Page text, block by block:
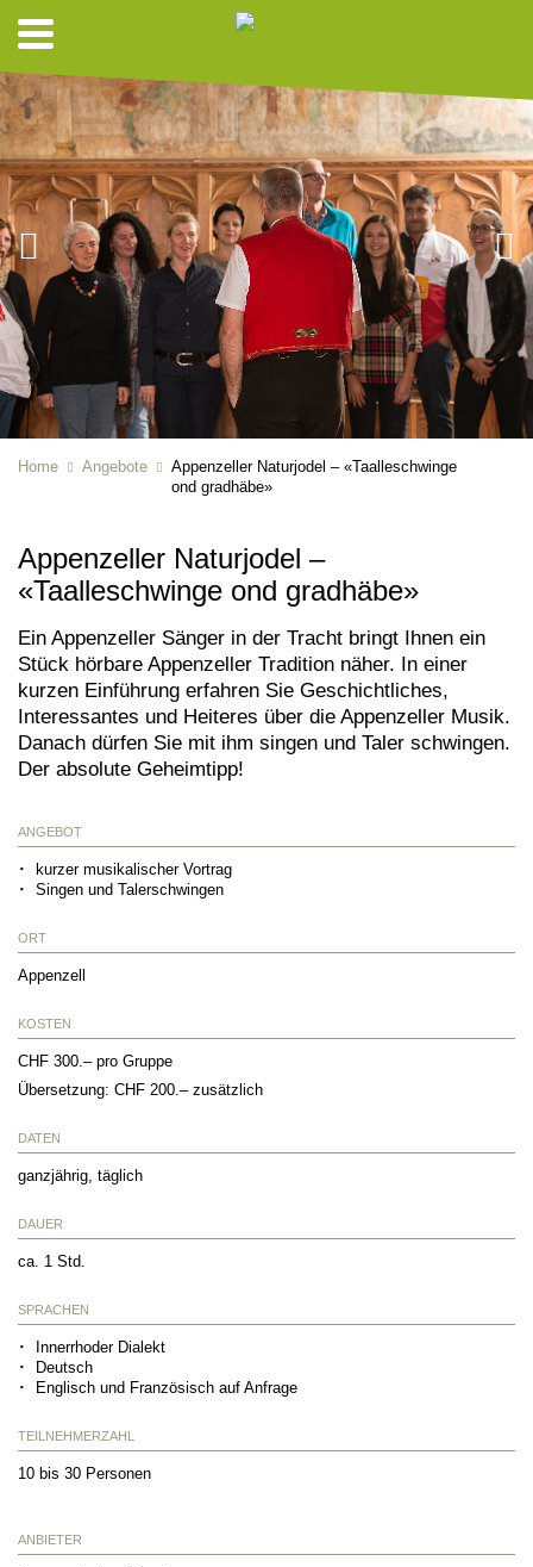
Home Angebote
Appenzeller Naturjodel – «Taalleschwinge
ond gradhäbe»
Appenzeller Naturjodel –
«Taalleschwinge ond gradhäbe»
Ein Appenzeller Sänger in der Tracht bringt Ihnen ein
Stück hörbare Appenzeller Tradition näher. In einer
kurzen Einführung erfahren Sie Geschichtliches,
Interessantes und Heiteres über die Appenzeller Musik.
Danach dürfen Sie mit ihm singen und Taler schwingen.
Der absolute Geheimtipp!
ANGEBOT
kurzer musikalischer Vortrag
Singen und Talerschwingen
ORT
Appenzell
KOSTEN
CHF 300.– pro Gruppe
Übersetzung: CHF 200.– zusätzlich
DATEN
ganzjährig, täglich
DAUER
ca. 1 Std.
SPRACHEN
Innerrhoder Dialekt
Deutsch
Englisch und Französisch auf Anfrage
TEILNEHMERZAHL
10 bis 30 Personen
ANBIETER